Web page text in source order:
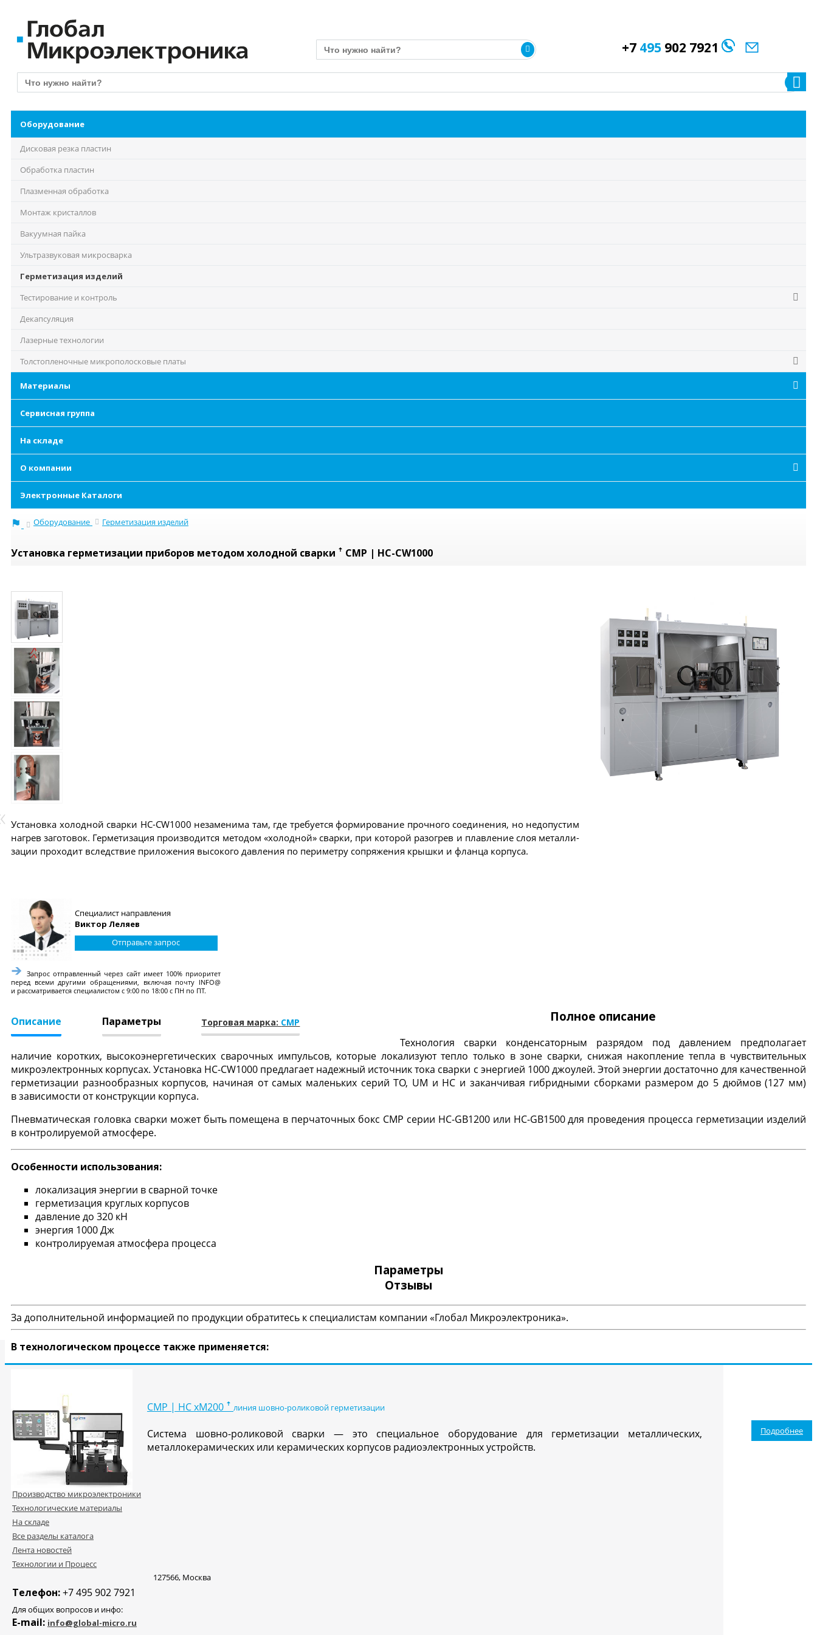
+7 495902 7921
Оборудование
Дисковая резка пластин
Обработка пластин
Плазменная обработка
Монтаж кристаллов
Вакуумная пайка
Ультразвуковая микросварка
Герметизация изделий
Тестирование и контроль
Декапсуляция
Лазерные технологии
Толстопленочные микрополосковые платы
Материалы
Сервисная группа
На складе
О компании
Электронные Каталоги
Оборудование Герметизация изделий
Установка герметизации приборов методом холодной сварки ꜛ CMP | HC-CW1000
Ус­та­нов­ка хо­лод­ной свар­ки HC-CW1000 не­заме­нима там, где тре­бу­ет­ся фор­ми­рова­ние проч­но­го со­еди­нения, но не­допус­тим
наг­рев за­гото­вок. Гер­ме­тиза­ция про­из­во­дит­ся ме­тодом «хо­лод­ной» свар­ки, при ко­торой ра­зог­рев и плав­ле­ние слоя ме­тал­ли­
зации про­ходит вследс­твие при­ложе­ния вы­соко­го дав­ле­ния по пе­римет­ру соп­ря­жения крыш­ки и флан­ца кор­пу­са.
Специалист направления
Виктор Леляев
Отправьте запрос
Запрос отправленный через сайт имеет 100% приоритет
перед всеми другими обращениями, включая почту INFO@
и рассматривается специалистом с 9:00 по 18:00 с ПН по ПТ.
Описание Параметры Торговая марка: CMP Полное описание
Технология сварки конденсаторным разрядом под давлением предполагает
наличие коротких, высокоэнергетических сварочных импульсов, которые локализуют тепло только в зоне сварки, снижая накопление тепла в чувствительных
микроэлектронных корпусах. Установка HC-CW1000 предлагает надежный источник тока сварки с энергией 1000 джоулей. Этой энергии достаточно для качественной
герметизации разнообразных корпусов, начиная от самых маленьких серий TO, UM и HC и заканчивая гибридными сборками размером до 5 дюймов (127 мм)
в зависимости от конструкции корпуса.
Пневматическая головка сварки может быть помещена в перчаточных бокс CMP серии HC-GB1200 или HC-GB1500 для проведения процесса герметизации изделий
в контролируемой атмосфере.
Особенности использования:
локализация энергии в сварной точке
герметизация круглых корпусов
давление до 320 кН
энергия 1000 Дж
контролируемая атмосфера процесса
Параметры
Отзывы
За дополнительной информацией по продукции обратитесь к специалистам компании «Глобал Микроэлектроника».
В технологическом процессе также применяется:
CMP | HC хM200 ꜛ линия шовно-роликовой герметизации
Система шовно-роликовой сварки — это специальное оборудование для герметизации металлических,
металлокерамических или керамических корпусов радиоэлектронных устройств.
Подробнее
Адрес офиса
О компании
Ключевые партнёры
Официальная дистрибуция
Сервисная группа
Производство микроэлектроники
Технологические материалы
На складе
Все разделы каталога
Лента новостей
Технологии и Процесс
Телефон:+7 495 902 7921
Для общих вопросов и инфо:
E-mail: info@global-micro.ru
127566, Москва